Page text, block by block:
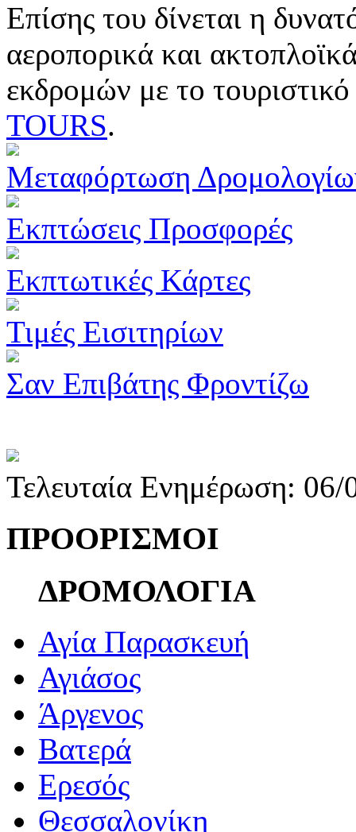
Επίσης του δίνεται η
αεροπορικά και
εκδρομών με το
TOURS.
Μεταφόρτωση
Εκπτώσεις Προσφορές
Εκπτωτικές Κάρτες
Τιμές Εισιτηρίων
Σαν Επιβάτης Φροντίζω
Τελευταία Ενημέρωση:
ΠΡΟΟΡΙΣΜΟΙ
ΔΡΟΜΟΛΟΓΙΑ
Αγία Παρασκευή
Αγιάσος
Άργενος
Βατερά
Ερεσός
Θεσσαλονίκη